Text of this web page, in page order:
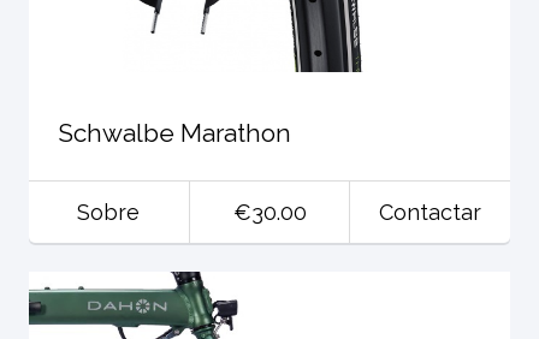
Schwalbe Marathon
Sobre €30.00 Contactar